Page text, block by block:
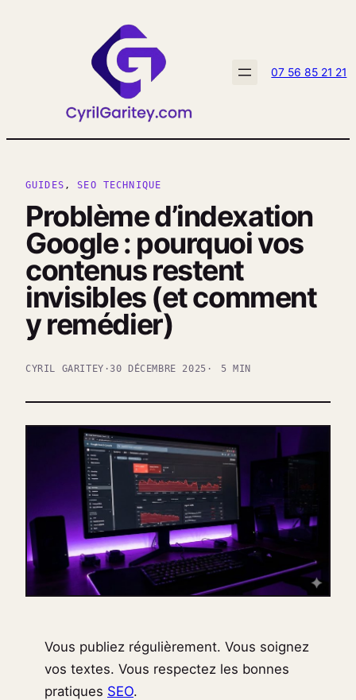
07 56 85 21 21
GUIDES , SEO TECHNIQUE
Problème d’indexation
Google : pourquoi vos
contenus restent
invisibles (et comment
y remédier)
CYRIL GARITEY ·30 DÉCEMBRE 2025 5 MIN
Vous publiez régulièrement. Vous soignez
vos textes. Vous respectez les bonnes
pratiques SEO.